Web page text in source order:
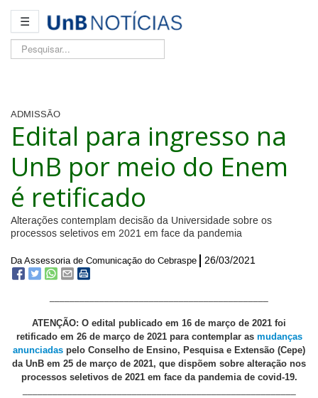
☰
Pesquisar...
ADMISSÃO
Edital para ingresso na
UnB por meio do Enem
é retificado
Alterações contemplam decisão da Universidade sobre os
processos seletivos em 2021 em face da pandemia
Da Assessoria de Comunicação do Cebraspe 26/03/2021
ATENÇÃO: O edital publicado em 16 de março de 2021 foi
retificado em 26 de março de 2021 para contemplar as mudanças
anunciadas pelo Conselho de Ensino, Pesquisa e Extensão (Cepe)
da UnB em 25 de março de 2021, que dispõem sobre alteração nos
processos seletivos de 2021 em face da pandemia de covid-19.